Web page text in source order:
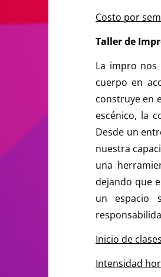
Costo por
Taller de
La impro
cuerpo en
construye en
escénico, la
Desde un
nuestra
una
dejando que
un espacio
Inicio de
Intensidad